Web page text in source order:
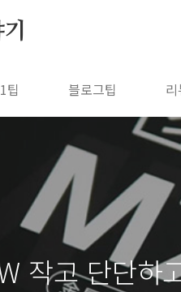
팁 블로그팁
작고 단단하